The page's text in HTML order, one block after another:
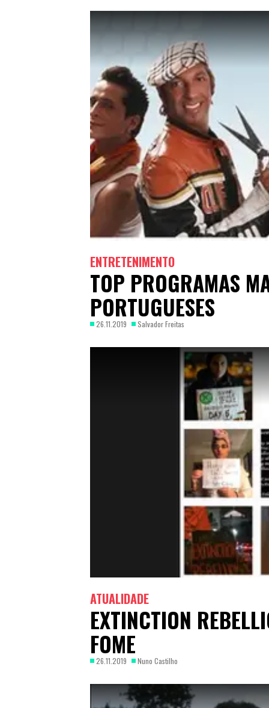
ENTRETENIMENTO
TOP PROGRAMAS
PORTUGUESES
26.11.2019 Salvador Freitas
ATUALIDADE
EXTINCTION
FOME
26.11.2019 Nuno Castilho